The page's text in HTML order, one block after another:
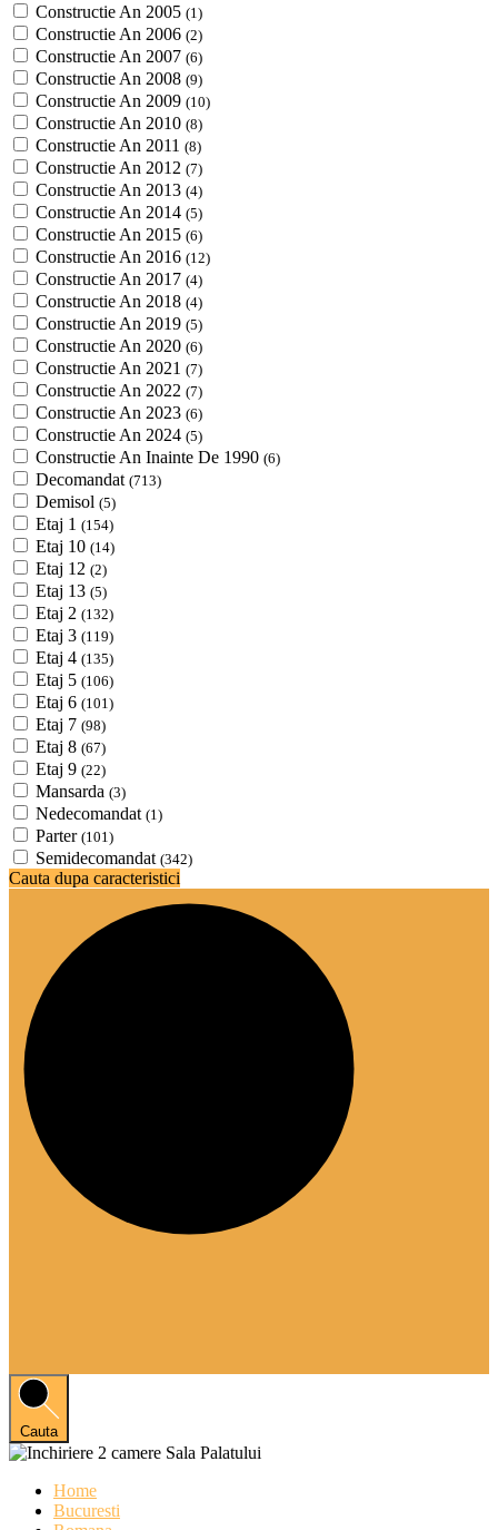
Constructie An 2005 (1)
Constructie An 2006 (2)
Constructie An 2007 (6)
Constructie An 2008 (9)
Constructie An 2009 (10)
Constructie An 2010 (8)
Constructie An 2011 (8)
Constructie An 2012 (7)
Constructie An 2013 (4)
Constructie An 2014 (5)
Constructie An 2015 (6)
Constructie An 2016 (12)
Constructie An 2017 (4)
Constructie An 2018 (4)
Constructie An 2019 (5)
Constructie An 2020 (6)
Constructie An 2021 (7)
Constructie An 2022 (7)
Constructie An 2023 (6)
Constructie An 2024 (5)
Constructie An Inainte De 1990 (6)
Decomandat (713)
Demisol (5)
Etaj 1 (154)
Etaj 10 (14)
Etaj 12 (2)
Etaj 13 (5)
Etaj 2 (132)
Etaj 3 (119)
Etaj 4 (135)
Etaj 5 (106)
Etaj 6 (101)
Etaj 7 (98)
Etaj 8 (67)
Etaj 9 (22)
Mansarda (3)
Nedecomandat (1)
Parter (101)
Semidecomandat (342)
Cauta dupa caracteristici
Cauta
Home
Bucuresti